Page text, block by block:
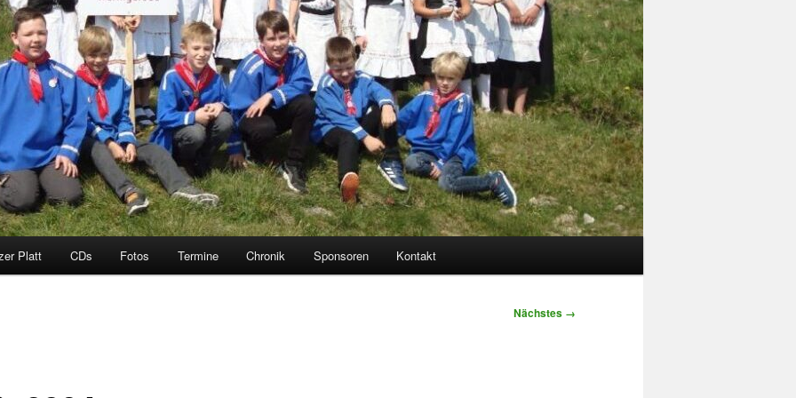
Platt CDs Fotos Termine Chronik Sponsoren Kontakt
Nächstes →